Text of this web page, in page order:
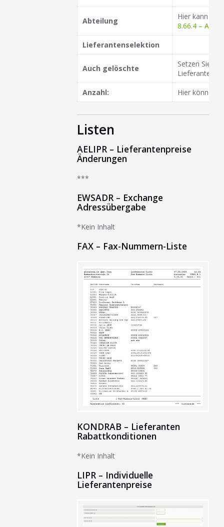
Abteilung
Hier kann
8.66.4 –
Lieferantenselektion
Auch gelöschte
Setzen Sie
Lieferanten
Anzahl:
Hier können
Listen
AELIPR – Lieferantenpreise
Änderungen
***
EWSADR – Exchange
Adressübergabe
*Kein Inhalt
FAX – Fax-Nummern-Liste
KONDRAB – Lieferanten
Rabattkonditionen
*Kein Inhalt
LIPR – Individuelle
Lieferantenpreise